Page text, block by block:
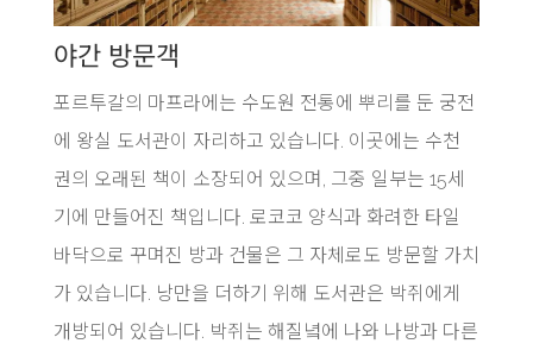
야간 방문객
포르투갈의 마프라에는 수도원 전통에 뿌리를 둔 궁전
에 왕실 도서관이 자리하고 있습니다. 이곳에는 수천
권의 오래된 책이 소장되어 있으며, 그중 일부는 15세
기에 만들어진 책입니다. 로코코 양식과 화려한 타일
바닥으로 꾸며진 방과 건물은 그 자체로도 방문할 가치
가 있습니다. 낭만을 더하기 위해 도서관은 박쥐에게
개방되어 있습니다. 박쥐는 해질녘에 나와 나방과 다른